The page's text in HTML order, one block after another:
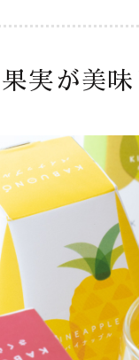
果実が美